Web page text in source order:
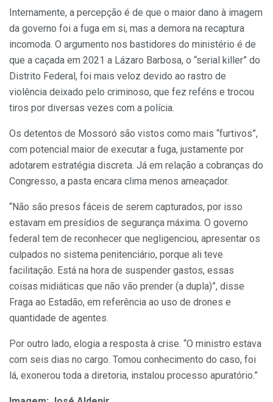
Internamente, a percepção é de que o maior dano à imagem
da governo foi a fuga em si, mas a demora na recaptura
incomoda. O argumento nos bastidores do ministério é de
que a caçada em 2021 a Lázaro Barbosa, o “serial killer” do
Distrito Federal, foi mais veloz devido ao rastro de
violência deixado pelo criminoso, que fez reféns e trocou
tiros por diversas vezes com a polícia.
Os detentos de Mossoró são vistos como mais “furtivos”,
com potencial maior de executar a fuga, justamente por
adotarem estratégia discreta. Já em relação a cobranças do
Congresso, a pasta encara clima menos ameaçador.
“Não são presos fáceis de serem capturados, por isso
estavam em presídios de segurança máxima. O governo
federal tem de reconhecer que negligenciou, apresentar os
culpados no sistema penitenciário, porque ali teve
facilitação. Está na hora de suspender gastos, essas
coisas midiáticas que não vão prender (a dupla)”, disse
Fraga ao Estadão, em referência ao uso de drones e
quantidade de agentes.
Por outro lado, elogia a resposta à crise. “O ministro estava
com seis dias no cargo. Tomou conhecimento do caso, foi
lá, exonerou toda a diretoria, instalou processo apuratório.”